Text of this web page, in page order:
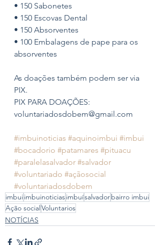
• 150 Sabonetes
• 150 Escovas Dental
• 150 Absorventes
• 100 Embalagens de pape para os
absorventes
As doações também podem ser via
PIX.
PIX PARA DOAÇÕES:
voluntariadosdobem@gmail.com
#imbuinoticias #aquinoimbui #imbui
#bocadorio #patamares #pituacu
#paralelasalvador #salvador
#voluntariado #açãosocial
#voluntariadosdobem
imbuiimbuinoticiasimbuísalvadorbairro imbui
Ação socialVoluntarios
NOTÍCIAS